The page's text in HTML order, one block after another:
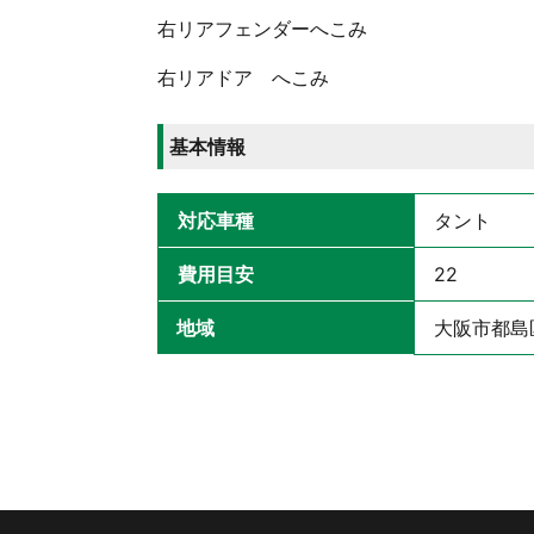
右リアフェンダーへこみ
右リアドア へこみ
基本情報
対応車種 タント
費用目安 22
地域 大阪市都島